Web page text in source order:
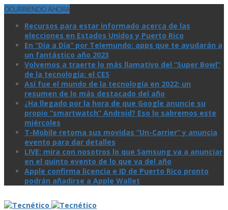
OCURRIENDO AHORA
Recursos para estar informado acerca de las
elecciones en Estados Unidos y Puerto Rico
En “Día a Día” por Telemundo: apps que te ayudarán a
un fantástico año 2023
Volvemos a traerte lo más llamativo del “Super Bowl”
de la tecnologí­a: el CES
Así­ fue el mundo de la tecnologí­a en 2022: un
resumen de lo más destacado del año
¿Ha llegado por la hora de que Google anuncie su
propio “smartwatch” Android? Eso lo sabremos este
miércoles
T-Mobile retoma sus movidas “Un-Carrier” y anuncia
evento para dar detalles
LIVE: mira con nosotros lo que Samsung va a anunciar
en el quinto evento de lo que va del año
Apple confirma licencia e ID de Puerto Rico pronto
podrán añadirse a Apple Wallet